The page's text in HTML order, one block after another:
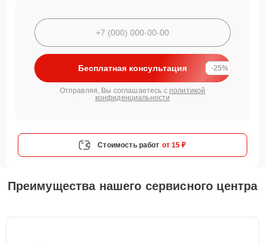
Бесплатная консультация -25%
Отправляя, Вы соглашаетесь с политикой
конфиденциальности
Стоимость работ от 15 ₽
Преимущества нашего сервисного центра